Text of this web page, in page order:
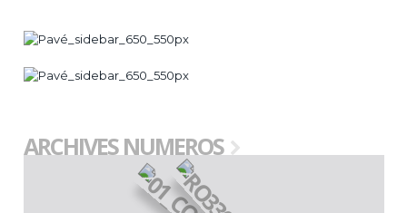
ARCHIVES NUMEROS